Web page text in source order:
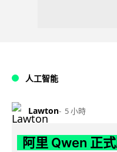
人工智能
Lawton 5 小時
阿里 Qwen 正